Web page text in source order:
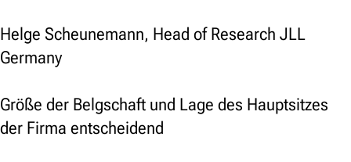
Helge Scheunemann, Head of Research JLL
Germany
Größe der Belgschaft und Lage des Hauptsitzes
der Firma entscheidend